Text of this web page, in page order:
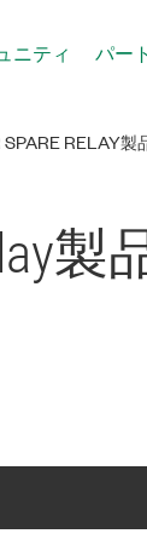
ニティ パー
RELAY製
製